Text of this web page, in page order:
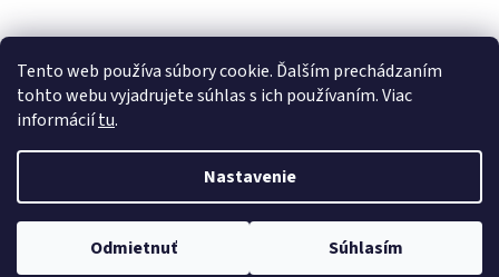
Tento web používa súbory cookie. Ďalším prechádzaním
tohto webu vyjadrujete súhlas s ich používaním. Viac
informáciítu.
Nastavenie
Odmietnuť Súhlasím
Vytvoril Shoptet
Copyright 2026HYDRAULIKA PO . Všetky práva vyhradené.